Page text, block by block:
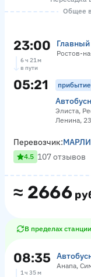
Общее
23:00 Ростов-
6 ч 21 м
в пути
05:21
Элиста,
Ленина,
≈ 2666
Перевозчик:
4.5 107 отзывов
В пределах станции
08:35 Анапа,
1 ч 35 м